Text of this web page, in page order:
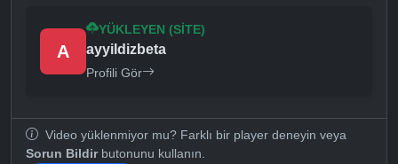
A
YÜKLEYEN (SITE)
ayyildizbeta
Profili Gör
Video yüklenmiyor mu? Farklı bir player deneyin veya
Sorun Bildirbutonunu kullanın.